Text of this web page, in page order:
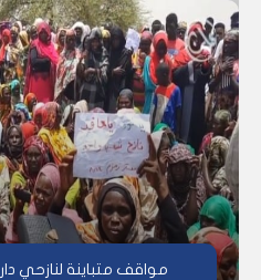
مواقف متباينة لنازحي